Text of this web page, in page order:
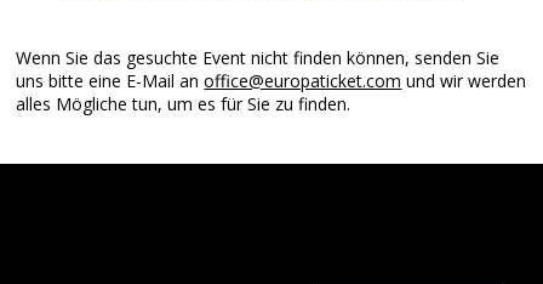
Wenn Sie das gesuchte Event nicht finden können, senden Sie
uns bitte eine E-Mail anoffice@europaticket.com und wir werden
alles Mögliche tun, um es für Sie zu finden.